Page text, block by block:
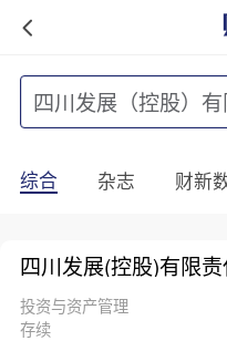
综合 杂志 财新
四川发展(控股)有限
投资与资产管理
存续